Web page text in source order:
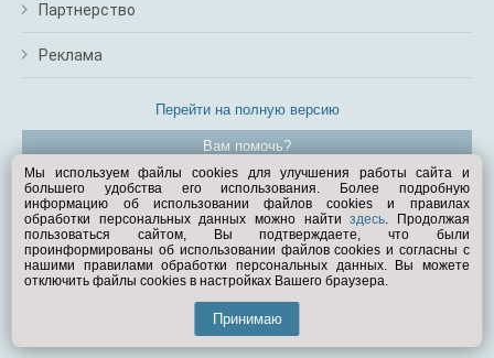
Партнерство
Реклама
Перейти на полную версию
Вам помочь?
© Exist.ru 1998—2026
Мы используем файлы cookies для улучшения работы сайта и
большего удобства его использования. Более подробную
информацию об использовании файлов cookies и правилах
обработки персональных данных можно найтиздесь. Продолжая
пользоваться сайтом, Вы подтверждаете, что были
проинформированы об использовании файлов cookies и согласны с
нашими правилами обработки персональных данных. Вы можете
отключить файлы cookies в настройках Вашего браузера.
Принимаю